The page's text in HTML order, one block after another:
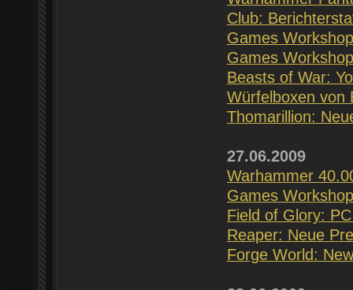
Club:
Games
Games
Beasts of War:
Würfelboxen von
Thomarillion:
27.06.2009
Warhammer
Games
Field of Glory:
Reaper: Neue
Forge World: